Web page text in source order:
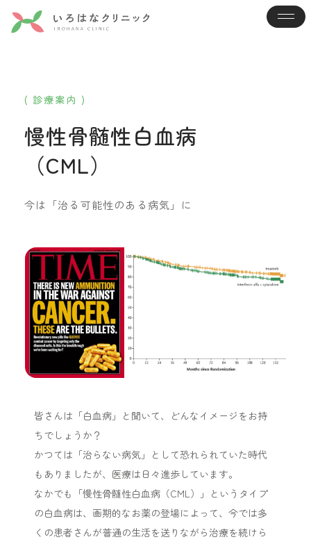
( 診療案内 )
慢性骨髄性白血病
（CML）
今は「治る可能性のある病気」に
皆さんは「白血病」と聞いて、どんなイメージをお持
ちでしょうか？
かつては「治らない病気」として恐れられていた時代
もありましたが、医療は日々進歩しています。
なかでも「慢性骨髄性白血病（CML）」というタイプ
の白血病は、画期的なお薬の登場によって、今では多
くの患者さんが普通の生活を送りながら治療を続けら